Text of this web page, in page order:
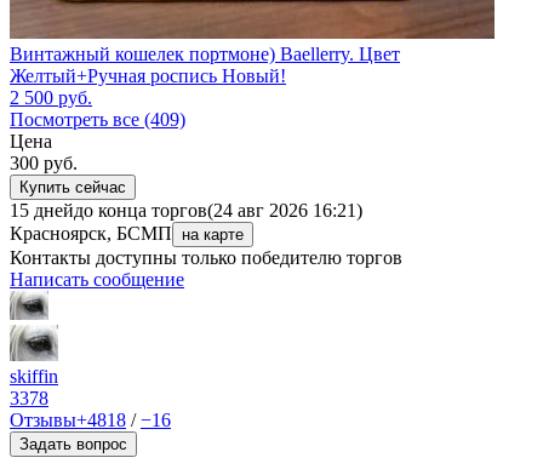
Винтажный кошелек портмоне) Baellerry. Цвет
Желтый+Ручная роспись Новый!
2 500 руб.
Посмотреть все (409)
Цена
300 руб.
Купить сейчас
15 днейдо конца торгов(24 авг 2026 16:21)
Красноярск, БСМП
на карте
Контакты доступны только победителю торгов
Написать сообщение
skiffin
3378
Отзывы+4818 /−16
Задать вопрос